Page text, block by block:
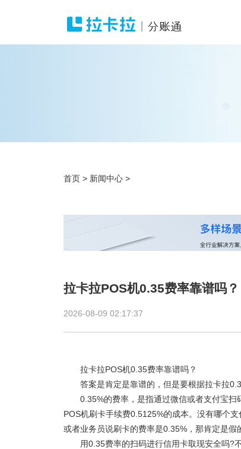
首页 > 新闻中心 >
拉卡拉POS机0.35费率靠谱吗？
2026-08-09 02:17:37
拉卡拉POS机0.35费率靠谱吗？
答案是肯定是靠谱的，但是要根据拉卡拉
0.35%的费率，是指通过微信或者支付宝扫
POS机刷卡手续费0.5125%的成本。没有哪个
或者业务员说刷卡的费率是0.35%，那肯定是假
用0.35费率的扫码进行信用卡取现安全吗?不